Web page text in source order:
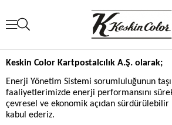
Keskin Color Kartpostalcılık A.Ş. olarak;
Enerji Yönetim Sistemi sorumluluğunun
faaliyetlerimizde enerji performansını
çevresel ve ekonomik açıdan sürdürülebilir
kabul ederiz.